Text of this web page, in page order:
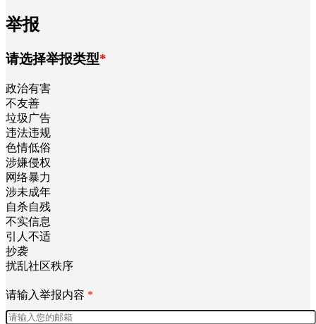
举报
请选择举报类型*
政治有害
不友善
垃圾广告
违法违规
色情低俗
涉嫌侵权
网络暴力
涉未成年
自杀自残
不实信息
引人不适
抄袭
扰乱社区秩序
请输入举报内容 *